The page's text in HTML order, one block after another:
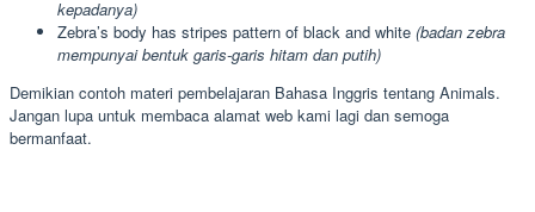
kepadanya)
Zebra’s body has stripes pattern of black and white (badan zebra
mempunyai bentuk garis-garis hitam dan putih)
Demikian contoh materi pembelajaran Bahasa Inggris tentang Animals.
Jangan lupa untuk membaca alamat web kami lagi dan semoga
bermanfaat.